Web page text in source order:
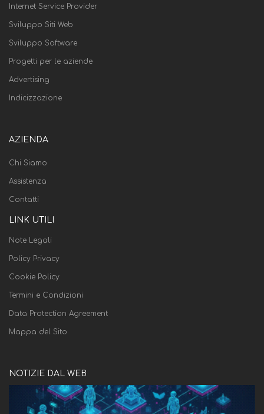
Internet Service Provider
Sviluppo Siti Web
Sviluppo Software
Progetti per le aziende
Advertising
Indicizzazione
AZIENDA
Chi Siamo
Assistenza
Contatti
LINK UTILI
Note Legali
Policy Privacy
Cookie Policy
Termini e Condizioni
Data Protection Agreement
Mappa del Sito
NOTIZIE DAL WEB